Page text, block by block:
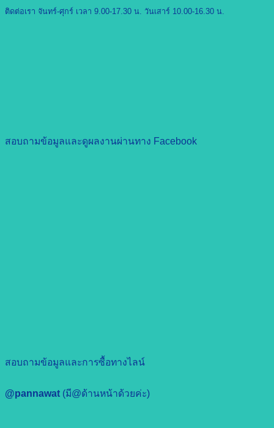
ติดต่อเรา จันทร์-ศุกร์ เวลา 9.00-17.30 น. วันเสาร์ 10.00-16.30 น.
สอบถามข้อมูลและดูผลงานผ่านทาง Facebook
สอบถามข้อมูลและการซื้อทางไลน์
@pannawat (มี@ด้านหน้าด้วยค่ะ)